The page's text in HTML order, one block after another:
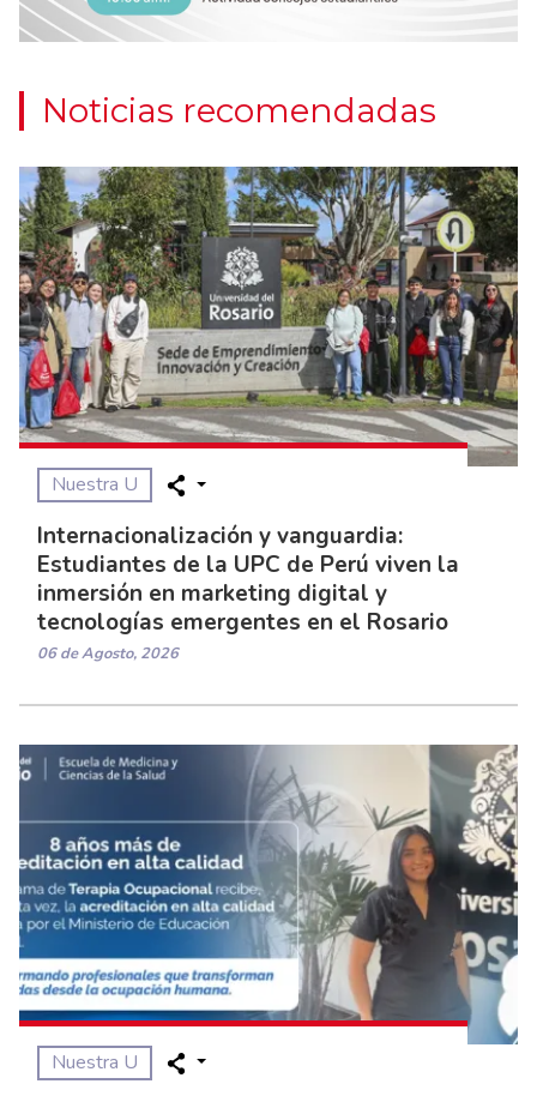
Noticias recomendadas
Nuestra U
Internacionalización y vanguardia:
Estudiantes de la UPC de Perú viven la
inmersión en marketing digital y
tecnologías emergentes en el Rosario
06 de Agosto, 2026
Nuestra U